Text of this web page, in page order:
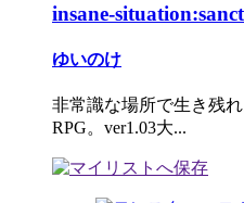
insane-
ゆいのけ
非常識な場所で生き残
RPG。ver1.03大...